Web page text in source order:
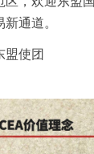
通道。
盟使团